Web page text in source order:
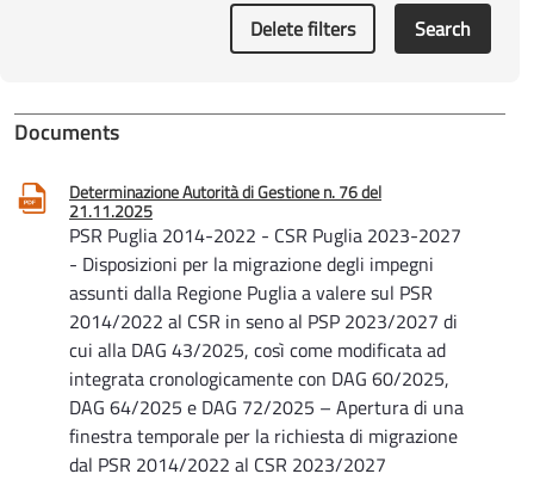
Delete filters Search
Documents
Determinazione Autorità di Gestione n. 76 del
21.11.2025
PSR Puglia 2014-2022 - CSR Puglia 2023-2027
- Disposizioni per la migrazione degli impegni
assunti dalla Regione Puglia a valere sul PSR
2014/2022 al CSR in seno al PSP 2023/2027 di
cui alla DAG 43/2025, così come modificata ad
integrata cronologicamente con DAG 60/2025,
DAG 64/2025 e DAG 72/2025 – Apertura di una
finestra temporale per la richiesta di migrazione
dal PSR 2014/2022 al CSR 2023/2027